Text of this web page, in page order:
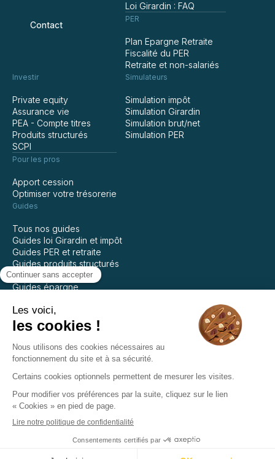
Contact
Loi Girardin : FAQ
PER
Plan Epargne Retraite
Fiscalité du PER
Retraite et non-salariés
Investir
Private equity
Assurance vie
PEA - Compte titres
Produits structurés
SCPI
Pour les pros
Apport cession
Optimiser votre trésorerie
Simulateurs
Simulation impôt
Simulation Girardin
Simulation brut/net
Simulation PER
Guides
Tous nos guides
Guides loi Girardin et impôt
Guides PER et retraite
Guides produits structurés
Guides assurance vie
Guides épargne
Guides SCPI
Guides immobilier
Mentions légales
Politique de confidentialité
Recevoir la newsletter